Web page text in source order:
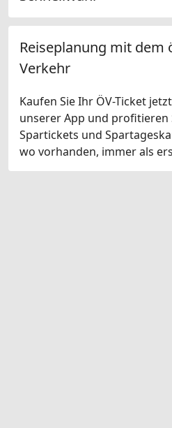
Reiseplanung mit dem
Verkehr
Kaufen Sie Ihr ÖV-Ticket
unserer App und profitieren
Spartickets und
wo vorhanden, immer als